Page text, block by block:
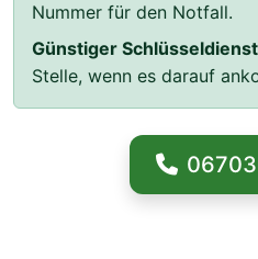
Nummer für den Notfall.
Günstiger
Stelle, wenn es darauf